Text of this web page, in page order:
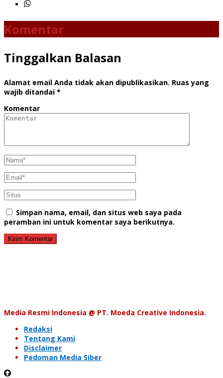
Komentar
Tinggalkan Balasan
Alamat email Anda tidak akan dipublikasikan. Ruas yang
wajib ditandai *
Komentar
Simpan nama, email, dan situs web saya pada
peramban ini untuk komentar saya berikutnya.
Media Resmi Indonesia @ PT. Moeda Creative Indonesia.
Redaksi
Tentang Kami
Disclaimer
Pedoman Media Siber